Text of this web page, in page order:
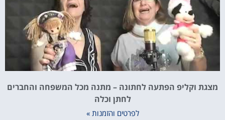
מצגת וקליפ הפתעה לחתונה – מתנה מכל המשפחה והחברים
לחתן וכלה
לפרטים והזמנות »